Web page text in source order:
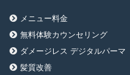
メニュー料金
無料体験カウンセリング
ダメージレス デジタルパーマ
髪質改善